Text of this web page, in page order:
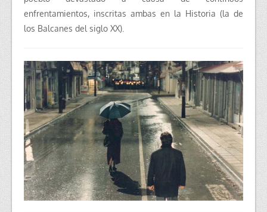
enfrentamientos, inscritas ambas en la Historia (la de
los Balcanes del siglo XX).